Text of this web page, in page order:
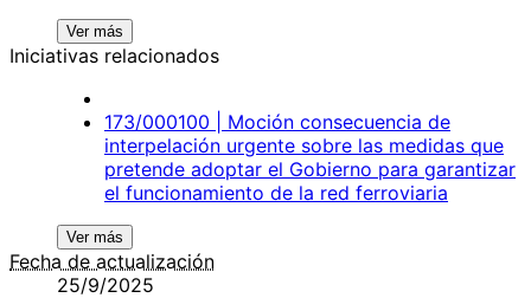
Ver más
Iniciativas relacionados
173/000100 | Moción consecuencia de
interpelación urgente sobre las medidas que
pretende adoptar el Gobierno para garantizar
el funcionamiento de la red ferroviaria
Ver más
Fecha de actualización
25/9/2025